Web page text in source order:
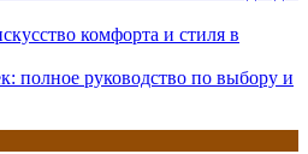
комфорта и стиля в
полное руководство по выбору и